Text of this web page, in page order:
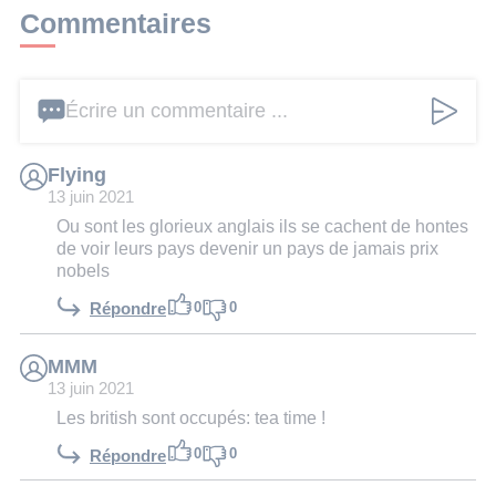
Commentaires
Écrire un commentaire ...
Flying
13 juin 2021
Ou sont les glorieux anglais ils se cachent de hontes
de voir leurs pays devenir un pays de jamais prix
nobels
Répondre 0 0
MMM
13 juin 2021
Les british sont occupés: tea time !
Répondre 0 0